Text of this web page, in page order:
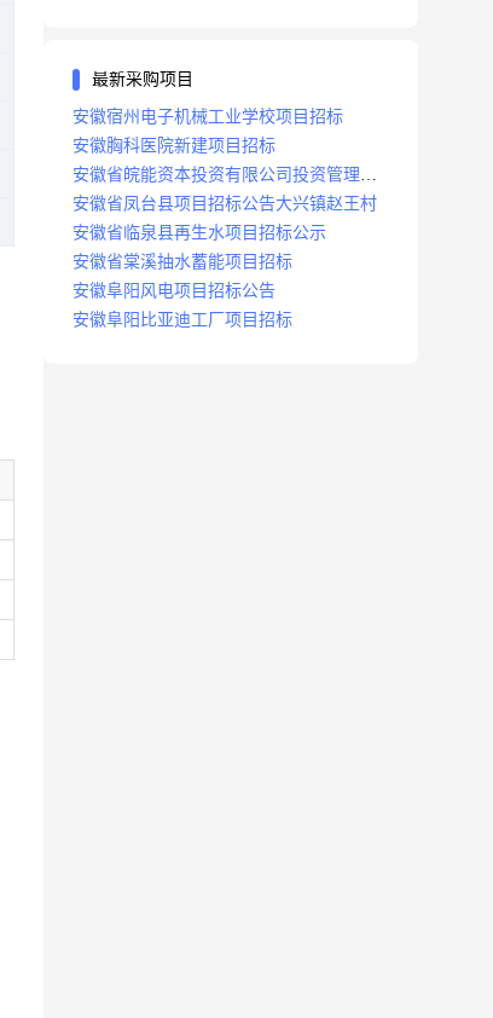
最新采购项目
安徽宿州电子机械工业学校项目招标
安徽胸科医院新建项目招标
安徽省皖能资本投资有限公司投资管理系
统建设项目招标
安徽省凤台县项目招标公告大兴镇赵王村
安徽省临泉县再生水项目招标公示
安徽省棠溪抽水蓄能项目招标
安徽阜阳风电项目招标公告
安徽阜阳比亚迪工厂项目招标